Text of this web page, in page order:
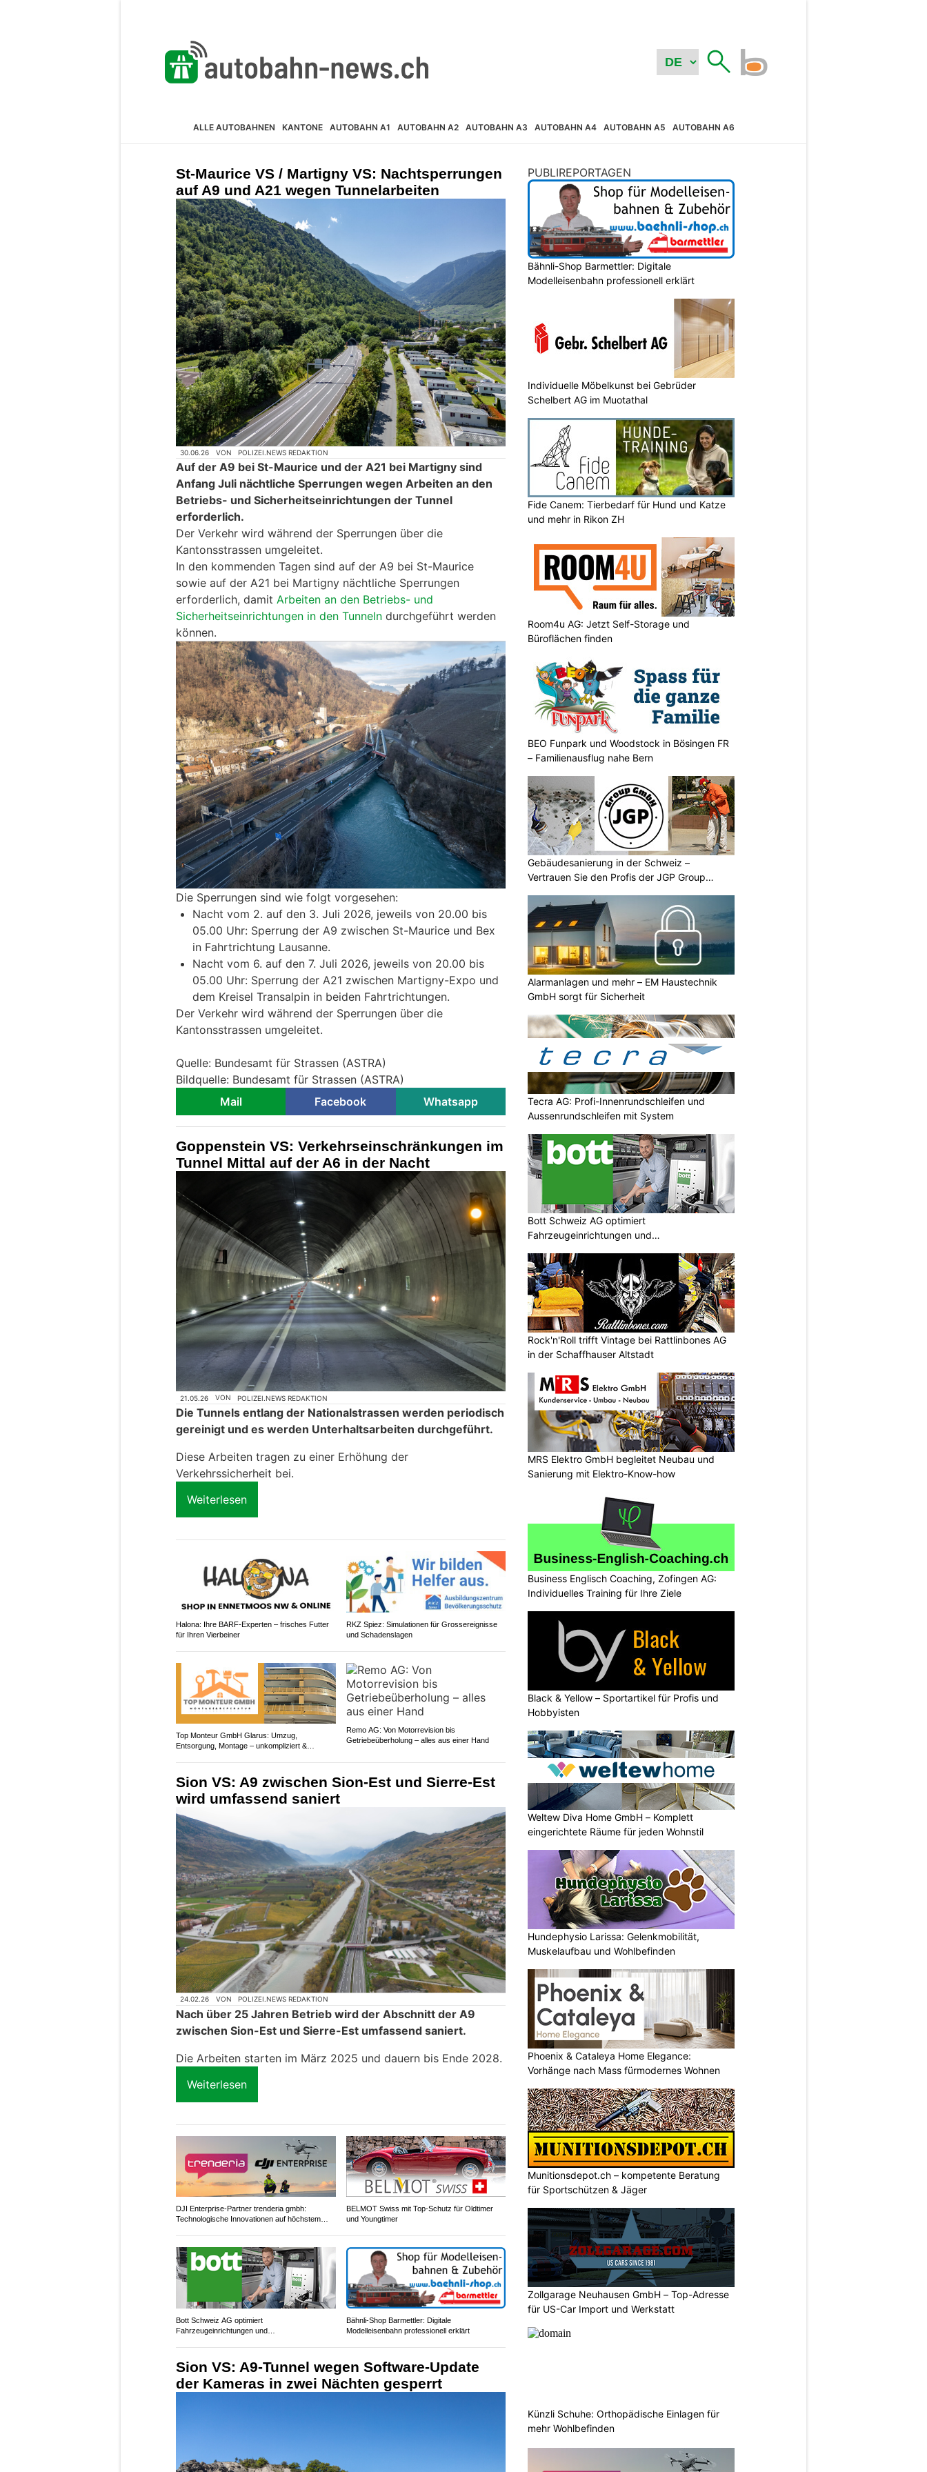
ALLE AUTOBAHNEN KANTONE AUTOBAHN A1 AUTOBAHN A2 AUTOBAHN A3 AUTOBAHN A4 AUTOBAHN A5 AUTOBAHN A6
St-Maurice VS / Martigny VS: Nachtsperrungen
auf A9 und A21 wegen Tunnelarbeiten
30.06.26 VON POLIZEI.NEWS REDAKTION
Auf der A9 bei St-Maurice und der A21 bei Martigny sind
Anfang Juli nächtliche Sperrungen wegen Arbeiten an den
Betriebs- und Sicherheitseinrichtungen der Tunnel
erforderlich.
Der Verkehr wird während der Sperrungen über die
Kantonsstrassen umgeleitet.
In den kommenden Tagen sind auf der A9 bei St-Maurice
sowie auf der A21 bei Martigny nächtliche Sperrungen
erforderlich, damit Arbeiten an den Betriebs- und
Sicherheitseinrichtungen in den Tunneln durchgeführt werden
können.
Die Sperrungen sind wie folgt vorgesehen:
Nacht vom 2. auf den 3. Juli 2026, jeweils von 20.00 bis
05.00 Uhr: Sperrung der A9 zwischen St-Maurice und Bex
in Fahrtrichtung Lausanne.
Nacht vom 6. auf den 7. Juli 2026, jeweils von 20.00 bis
05.00 Uhr: Sperrung der A21 zwischen Martigny-Expo und
dem Kreisel Transalpin in beiden Fahrtrichtungen.
Der Verkehr wird während der Sperrungen über die
Kantonsstrassen umgeleitet.
Quelle: Bundesamt für Strassen (ASTRA)
Bildquelle: Bundesamt für Strassen (ASTRA)
Mail
Facebook Whatsapp
Goppenstein VS: Verkehrseinschränkungen im
Tunnel Mittal auf der A6 in der Nacht
21.05.26 VON POLIZEI.NEWS REDAKTION
Die Tunnels entlang der Nationalstrassen werden periodisch
gereinigt und es werden Unterhaltsarbeiten durchgeführt.
Diese Arbeiten tragen zu einer Erhöhung der
Verkehrssicherheit bei.
Weiterlesen
Halona: Ihre BARF-Experten – frisches Futter
für Ihren Vierbeiner
RKZ Spiez: Simulationen für Grossereignisse
und Schadenslagen
Top Monteur GmbH Glarus: Umzug,
Entsorgung, Montage – unkompliziert &
Remo AG: Von Motorrevision bis
Getriebeüberholung – alles aus einer Hand
Sion VS: A9 zwischen Sion-Est und Sierre-Est
wird umfassend saniert
24.02.26 VON POLIZEI.NEWS REDAKTION
Nach über 25 Jahren Betrieb wird der Abschnitt der A9
zwischen Sion-Est und Sierre-Est umfassend saniert.
Die Arbeiten starten im März 2025 und dauern bis Ende 2028.
Weiterlesen
DJI Enterprise-Partner trenderia gmbh:
Technologische Innovationen auf höchstem
BELMOT Swiss mit Top-Schutz für Oldtimer
und Youngtimer
Bott Schweiz AG optimiert
Fahrzeugeinrichtungen und
Bähnli-Shop Barmettler: Digitale
Modelleisenbahn professionell erklärt
Sion VS: A9-Tunnel wegen Software-Update
der Kameras in zwei Nächten gesperrt
PUBLIREPORTAGEN
Bähnli-Shop Barmettler: Digitale
Modelleisenbahn professionell erklärt
Individuelle Möbelkunst bei Gebrüder
Schelbert AG im Muotathal
Fide Canem: Tierbedarf für Hund und Katze
und mehr in Rikon ZH
Room4u AG: Jetzt Self-Storage und
Büroflächen finden
BEO Funpark und Woodstock in Bösingen FR
– Familienausflug nahe Bern
Gebäudesanierung in der Schweiz –
Vertrauen Sie den Profis der JGP Group
Alarmanlagen und mehr – EM Haustechnik
GmbH sorgt für Sicherheit
Tecra AG: Profi-Innenrundschleifen und
Aussenrundschleifen mit System
Bott Schweiz AG optimiert
Fahrzeugeinrichtungen und
Rock'n'Roll trifft Vintage bei Rattlinbones AG
in der Schaffhauser Altstadt
MRS Elektro GmbH begleitet Neubau und
Sanierung mit Elektro-Know-how
Business Englisch Coaching, Zofingen AG:
Individuelles Training für Ihre Ziele
Black & Yellow – Sportartikel für Profis und
Hobbyisten
Weltew Diva Home GmbH – Komplett
eingerichtete Räume für jeden Wohnstil
Hundephysio Larissa: Gelenkmobilität,
Muskelaufbau und Wohlbefinden
Phoenix & Cataleya Home Elegance:
Vorhänge nach Mass fürmodernes Wohnen
Munitionsdepot.ch – kompetente Beratung
für Sportschützen & Jäger
Zollgarage Neuhausen GmbH – Top-Adresse
für US-Car Import und Werkstatt
Künzli Schuhe: Orthopädische Einlagen für
mehr Wohlbefinden